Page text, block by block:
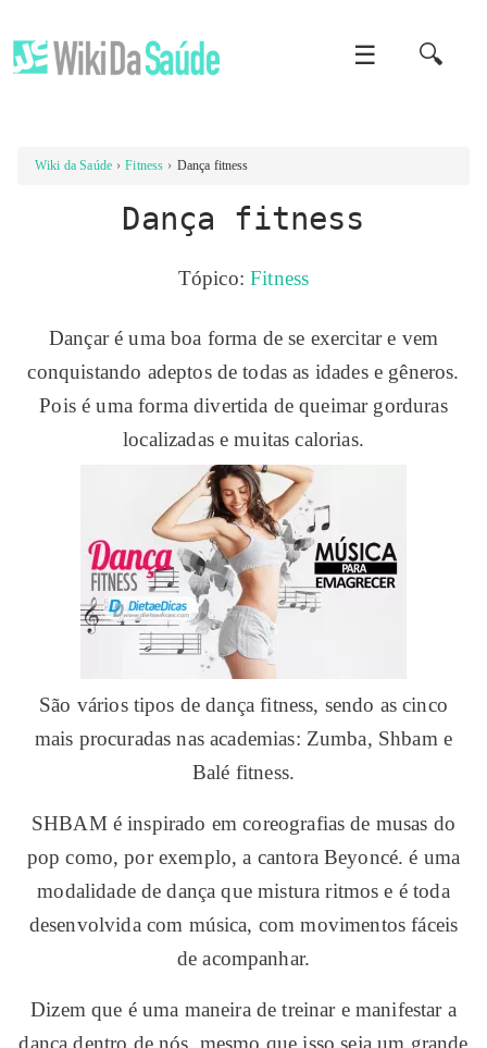
☰ 🔍
Wiki da Saúde Fitness Dança fitness
Dança fitness
Tópico:Fitness
Dançar é uma boa forma de se exercitar e vem
conquistando adeptos de todas as idades e gêneros.
Pois é uma forma divertida de queimar gorduras
localizadas e muitas calorias.
São vários tipos de dança fitness, sendo as cinco
mais procuradas nas academias: Zumba, Shbam e
Balé fitness.
SHBAM é inspirado em coreografias de musas do
pop como, por exemplo, a cantora Beyoncé. é uma
modalidade de dança que mistura ritmos e é toda
desenvolvida com música, com movimentos fáceis
de acompanhar.
Dizem que é uma maneira de treinar e manifestar a
dança dentro de nós, mesmo que isso seja um grande